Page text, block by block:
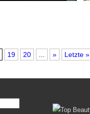
Runway
19 20 » Letzte »